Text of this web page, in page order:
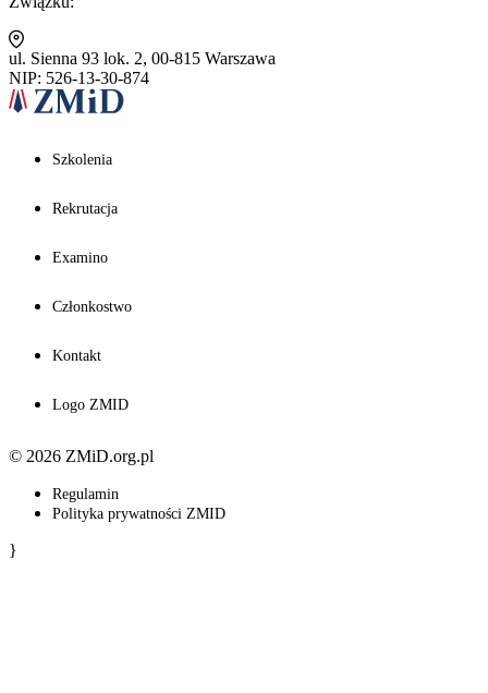
ul. Sienna 93 lok. 2, 00-815 Warszawa
NIP: 526-13-30-874
Szkolenia
Rekrutacja
Examino
Członkostwo
Kontakt
Logo ZMID
© 2026 ZMiD.org.pl
Regulamin
Polityka prywatności ZMID
}